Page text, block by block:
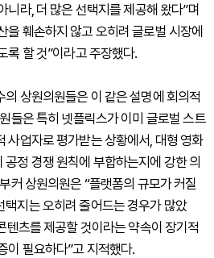
니라, 더 많은 선택지를 제공해 왔다”며
을 훼손하지 않고 오히려 글로벌 시장에
록 할 것”이라고 주장했다.
상원의원들은 이 같은 설명에 회의적
들은 특히 넷플릭스가 이미 글로벌 스트
사업자로 평가받는 상황에서, 대형 영화
정 경쟁 원칙에 부합하는지에 강한 의
커 상원의원은 “플랫폼의 규모가 커질
지는 오히려 줄어드는 경우가 많았
텐츠를 제공할 것이라는 약속이 장기적
이 필요하다”고 지적했다.